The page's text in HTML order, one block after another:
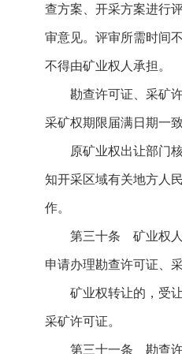
查方案、开采方案进行
审意见。评审所需时间
不得由矿业权人承担。
勘查许可证、采矿
采矿权期限届满日期一致
原矿业权出让部门
知开采区域有关地方人
作。
第三十条 矿业权
申请办理勘查许可证、
矿业权转让的，受
采矿许可证。
第三十一条 勘查